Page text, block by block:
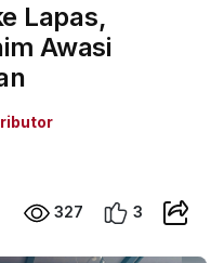
Lapas,
Awasi
327 3